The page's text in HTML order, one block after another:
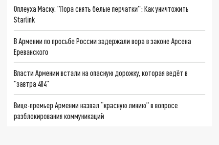
Оплеуха Маску. "Пора снять белые перчатки": Как уничтожить
Starlink
В Армении по просьбе России задержали вора в законе Арсена
Ереванского
Власти Армении встали на опасную дорожку, которая ведёт в
"завтра 404"
Вице-премьер Армении назвал “красную линию” в вопросе
разблокирования коммуникаций